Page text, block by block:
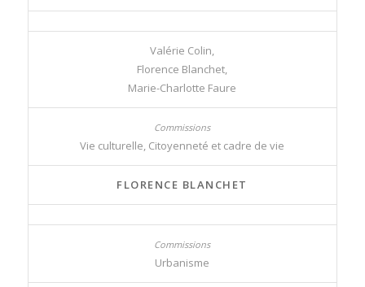
Valérie Colin,
Florence Blanchet,
Marie-Charlotte Faure
Vie culturelle, Citoyenneté et cadre de vie
FLORENCE BLANCHET
Urbanisme